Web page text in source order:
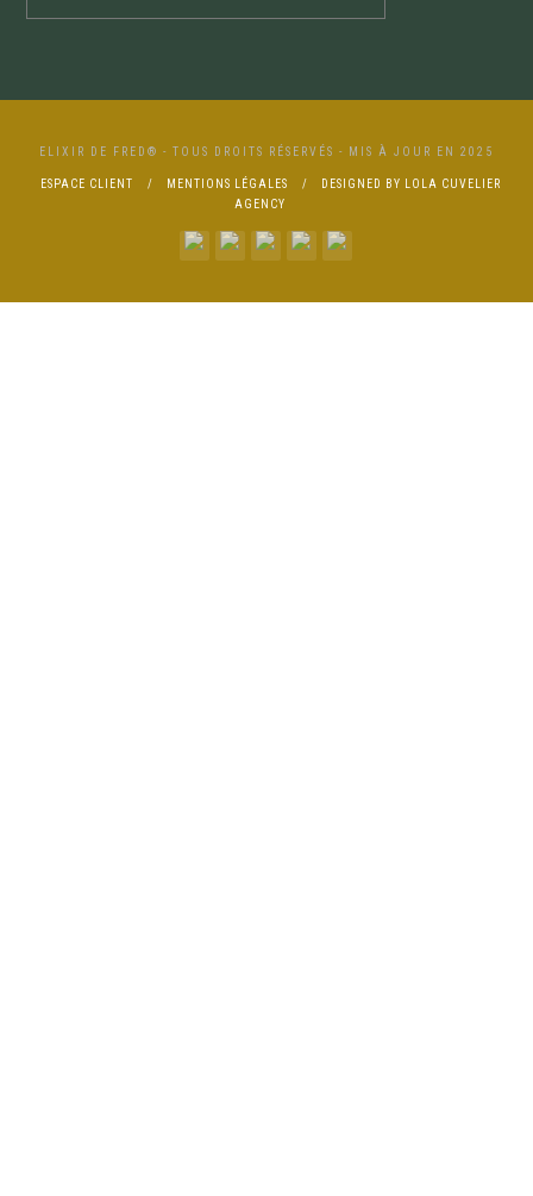
ELIXIR DE FRED® - TOUS DROITS RÉSERVÉS - MIS À JOUR EN 2025
ESPACE CLIENT MENTIONS LÉGALES
DESIGNED BY LOLA CUVELIER
AGENCY